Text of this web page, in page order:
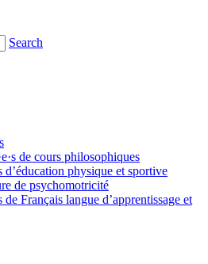
Search
de cours philosophiques
d’éducation physique et sportive
de psychomotricité
de Français langue d’apprentissage et